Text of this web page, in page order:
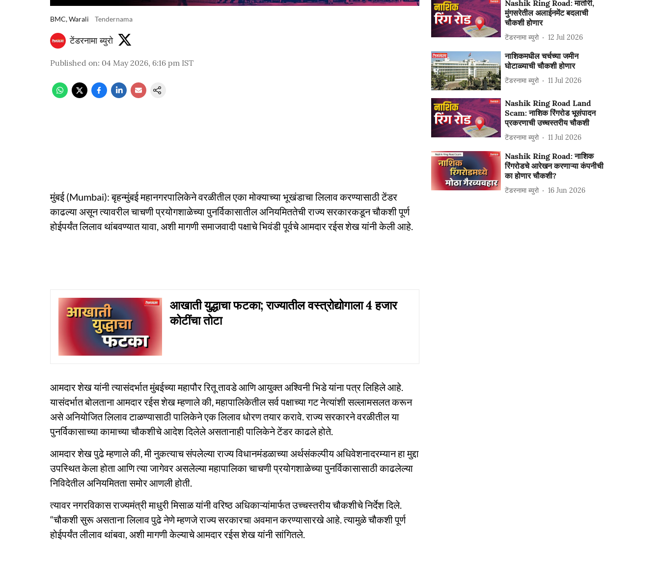
BMC, Warali Tendernama
टेंडरनामा ब्युरो
Published on: 04 May 2026, 6:16 pm IST
मुंबई (Mumbai): बृहन्मुंबई महानगरपालिकेने वरळीतील एका मोक्याच्या भूखंडाचा लिलाव करण्यासाठी टेंडर
काढल्या असून त्यावरील चाचणी प्रयोगशाळेच्या पुनर्विकासातील अनियमिततेची राज्य सरकारकडून चौकशी पूर्ण
होईपर्यंत लिलाव थांबवण्यात यावा, अशी मागणी समाजवादी पक्षाचे भिवंडी पूर्वचे आमदार रईस शेख यांनी केली आहे.
आखाती युद्धाचा फटका; राज्यातील वस्त्रोद्योगाला 4 हजार
कोटींचा तोटा
आमदार शेख यांनी त्यासंदर्भात मुंबईच्या महापौर रितू तावडे आणि आयुक्त अश्विनी भिडे यांना पत्र लिहिले आहे.
यासंदर्भात बोलताना आमदार रईस शेख म्हणाले की, महापालिकेतील सर्व पक्षाच्या गट नेत्यांशी सल्लामसलत करून
असे अनियोजित लिलाव टाळण्यासाठी पालिकेने एक लिलाव धोरण तयार करावे. राज्य सरकारने वरळीतील या
पुनर्विकासाच्या कामाच्या चौकशीचे आदेश दिलेले असतानाही पालिकेने टेंडर काढले होते.
आमदार शेख पुढे म्हणाले की, मी नुकत्याच संपलेल्या राज्य विधानमंडळाच्या अर्थसंकल्पीय अधिवेशनादरम्यान हा मुद्दा
उपस्थित केला होता आणि त्या जागेवर असलेल्या महापालिका चाचणी प्रयोगशाळेच्या पुनर्विकासासाठी काढलेल्या
निविदेतील अनियमितता समोर आणली होती.
त्यावर नगरविकास राज्यमंत्री माधुरी मिसाळ यांनी वरिष्ठ अधिकाऱ्यांमार्फत उच्चस्तरीय चौकशीचे निर्देश दिले.
“चौकशी सुरू असताना लिलाव पुढे नेणे म्हणजे राज्य सरकारचा अवमान करण्यासारखे आहे. त्यामुळे चौकशी पूर्ण
होईपर्यंत लीलाव थांबवा, अशी मागणी केल्याचे आमदार रईस शेख यांनी सांगितले.
Nashik Ring Road: मातोरी,
मुंगसरेतील अलाईनमेंट बदलाची
चौकशी होणार
टेंडरनामा ब्युरो 12 Jul 2026
नाशिकमधील चर्चच्या जमीन
घोटाळ्याची चौकशी होणार
टेंडरनामा ब्युरो 11 Jul 2026
Nashik Ring Road Land
Scam: नाशिक रिंगरोड भूसंपादन
प्रकरणाची उच्चस्तरीय चौकशी
टेंडरनामा ब्युरो 11 Jul 2026
Nashik Ring Road: नाशिक
रिंगरोडचे आरेखन करणाऱ्या कंपनीची
का होणार चौकशी?
टेंडरनामा ब्युरो 16 Jun 2026